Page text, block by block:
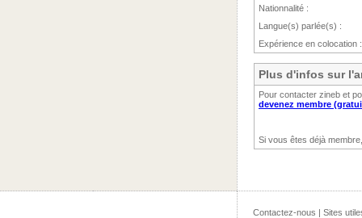
Nationnalité :
Langue(s) parlée(s) :
Expérience en colocation :
Plus d'infos sur
Pour contacter zineb et
devenez membre
Si vous êtes déjà
Contactez-nous | Sites